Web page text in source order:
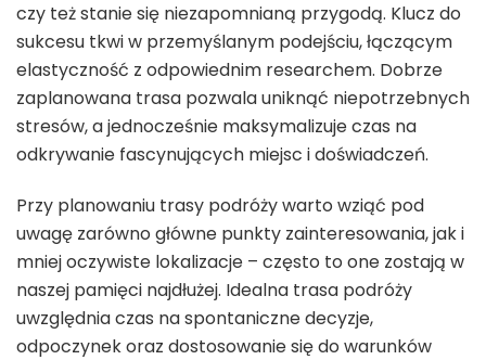
czy też stanie się niezapomnianą przygodą. Klucz do
sukcesu tkwi w przemyślanym podejściu, łączącym
elastyczność z odpowiednim researchem. Dobrze
zaplanowana trasa pozwala uniknąć niepotrzebnych
stresów, a jednocześnie maksymalizuje czas na
odkrywanie fascynujących miejsc i doświadczeń.
Przy planowaniu trasy podróży warto wziąć pod
uwagę zarówno główne punkty zainteresowania, jak i
mniej oczywiste lokalizacje – często to one zostają w
naszej pamięci najdłużej. Idealna trasa podróży
uwzględnia czas na spontaniczne decyzje,
odpoczynek oraz dostosowanie się do warunków